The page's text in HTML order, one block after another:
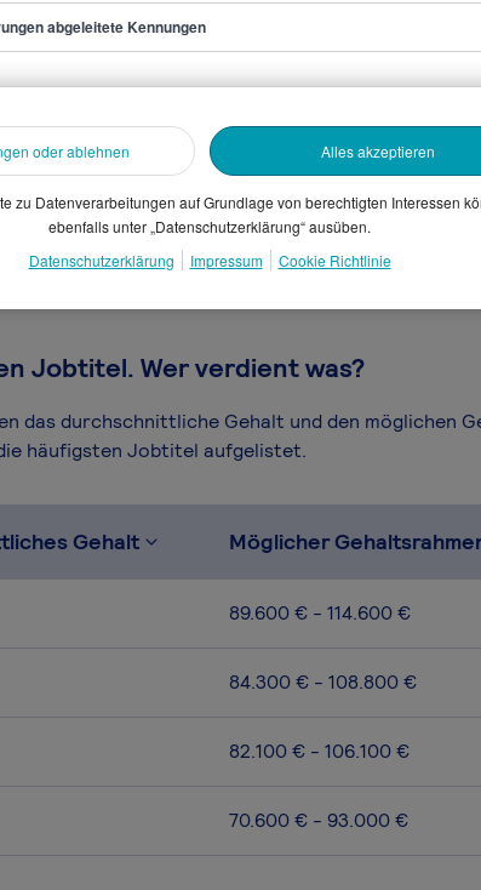
Daten. Dein
Selbstständigkeit
Jobtitel. Wer verdient was?
das durchschnittliche Gehalt und den möglichen
häufigsten Jobtitel aufgelistet.
Gehalt Möglicher
89.600 € - 114.600 €
84.300 € - 108.800 €
82.100 € - 106.100 €
70.600 € - 93.000 €
abgeleitete Kennungen
oder ablehnen Alles akzeptieren
zu Datenverarbeitungen auf Grundlage von berechtigten Interessen
ebenfalls unter „Datenschutzerklärung“ ausüben.
Datenschutzerklärung
Impressum Cookie Richtlinie